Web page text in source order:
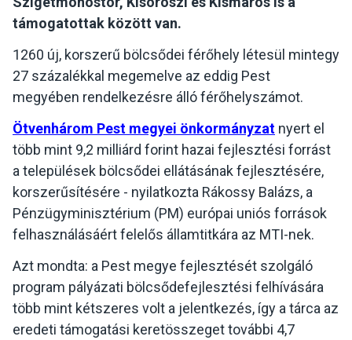
támogatottak között van.
1260 új, korszerű bölcsődei férőhely létesül mintegy
27 százalékkal megemelve az eddig Pest
megyében rendelkezésre álló férőhelyszámot.
Ötvenhárom Pest megyei önkormányzat nyert el
több mint 9,2 milliárd forint hazai fejlesztési forrást
a települések bölcsődei ellátásának fejlesztésére,
korszerűsítésére - nyilatkozta Rákossy Balázs, a
Pénzügyminisztérium (PM) európai uniós források
felhasználásáért felelős államtitkára az MTI-nek.
Azt mondta: a Pest megye fejlesztését szolgáló
program pályázati bölcsődefejlesztési felhívására
több mint kétszeres volt a jelentkezés, így a tárca az
eredeti támogatási keretösszeget további 4,7